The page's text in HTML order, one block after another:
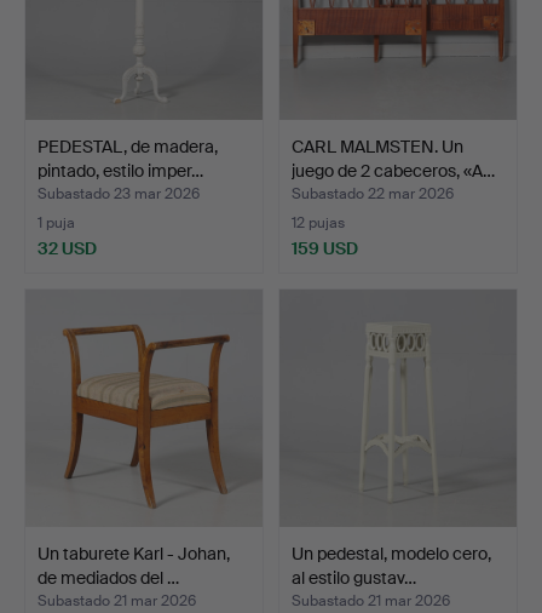
PEDESTAL, de madera,
pintado, estilo imper…
Subastado 23 mar 2026
1 puja
32 USD
CARL MALMSTEN. Un
juego de 2 cabeceros, «A…
Subastado 22 mar 2026
12 pujas
159 USD
Un taburete Karl - Johan,
de mediados del …
Subastado 21 mar 2026
Un pedestal, modelo cero,
al estilo gustav…
Subastado 21 mar 2026